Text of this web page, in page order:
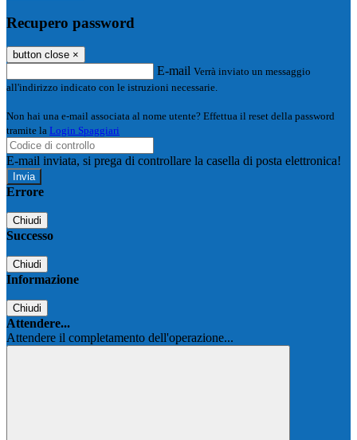
Recupero password
button close ×
E-mail Verrà inviato un messaggio
all'indirizzo indicato con le istruzioni necessarie.
Non hai una e-mail associata al nome utente? Effettua il reset della password
tramite la Login Spaggiari
E-mail inviata, si prega di controllare la casella di posta elettronica!
Errore
Chiudi
Successo
Chiudi
Informazione
Chiudi
Attendere...
Attendere il completamento dell'operazione...